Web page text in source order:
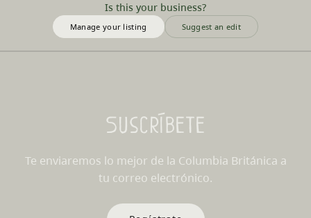
Is this your business?
Manage your listing Suggest an edit
Suscríbete
Te enviaremos lo mejor de la Columbia Británica a
tu correo electrónico.